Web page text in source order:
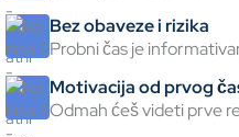
Bez obaveze i rizika
Probni čas je
Motivacija od prvog
Odmah ćeš videti prve